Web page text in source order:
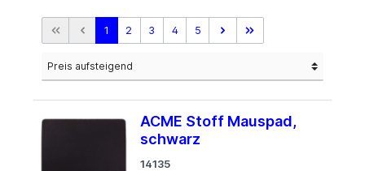
1 2 3 4 5
ACME Stoff Mauspad,
schwarz
14135